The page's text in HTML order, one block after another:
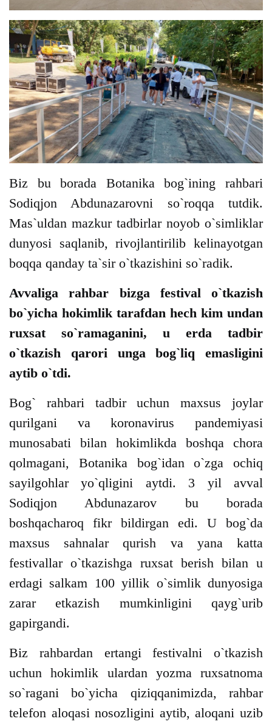
Biz bu borada Botanika bog`ining rahbari
Sodiqjon Abdunazarovni so`roqqa tutdik.
Mas`uldan mazkur tadbirlar noyob o`simliklar
dunyosi saqlanib, rivojlantirilib kelinayotgan
boqqa qanday ta`sir o`tkazishini so`radik.
Avvaliga rahbar bizga festival o`tkazish
bo`yicha hokimlik tarafdan hech kim undan
ruxsat so`ramaganini, u erda tadbir
o`tkazish qarori unga bog`liq emasligini
aytib o`tdi.
Bog` rahbari tadbir uchun maxsus joylar
qurilgani va koronavirus pandemiyasi
munosabati bilan hokimlikda boshqa chora
qolmagani, Botanika bog`idan o`zga ochiq
sayilgohlar yo`qligini aytdi. 3 yil avval
Sodiqjon Abdunazarov bu borada
boshqacharoq fikr bildirgan edi. U bog`da
maxsus sahnalar qurish va yana katta
festivallar o`tkazishga ruxsat berish bilan u
erdagi salkam 100 yillik o`simlik dunyosiga
zarar etkazish mumkinligini qayg`urib
gapirgandi.
Biz rahbardan ertangi festivalni o`tkazish
uchun hokimlik ulardan yozma ruxsatnoma
so`ragani bo`yicha qiziqqanimizda, rahbar
telefon aloqasi nosozligini aytib, aloqani uzib